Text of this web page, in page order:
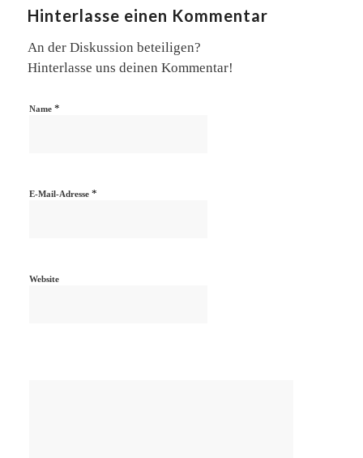
Hinterlasse einen Kommentar
An der Diskussion beteiligen?
Hinterlasse uns deinen Kommentar!
Name *
E-Mail-Adresse *
Website